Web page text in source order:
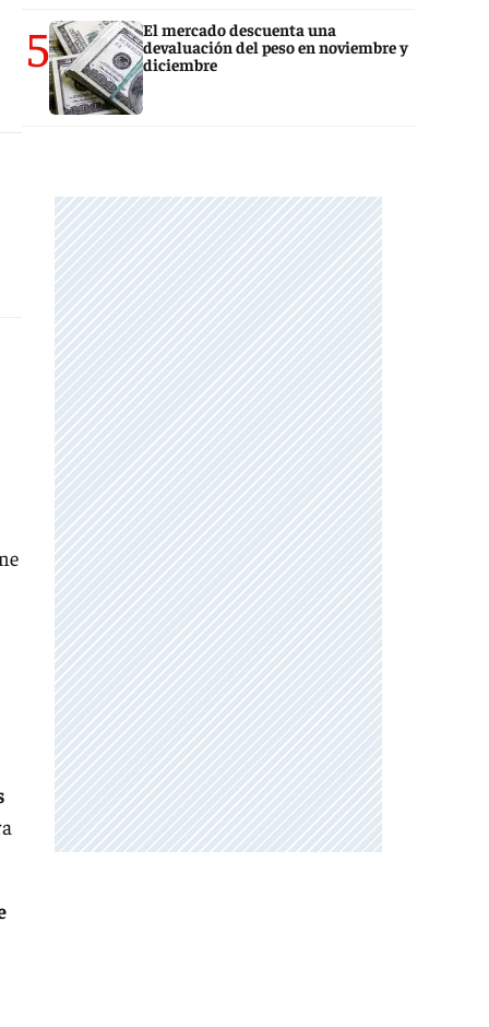
5
El mercado descuenta una
devaluación del peso en noviembre y
diciembre